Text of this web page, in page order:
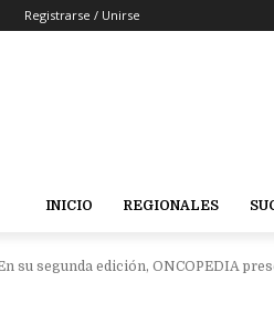
Registrarse / Unirse
INICIO REGIONALES
su segunda edición, ONCOPEDIA